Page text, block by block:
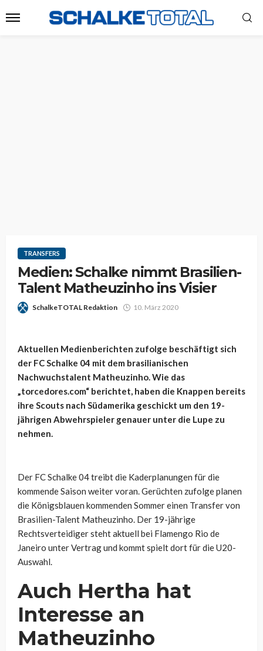
TRANSFERS
Medien: Schalke nimmt Brasilien-
Talent Matheuzinho ins Visier
SchalkeTOTAL Redaktion 10. März 2020
Aktuellen Medienberichten zufolge beschäftigt sich
der FC Schalke 04 mit dem brasilianischen
Nachwuchstalent Matheuzinho. Wie das
„torcedores.com“ berichtet, haben die Knappen bereits
ihre Scouts nach Südamerika geschickt um den 19-
jährigen Abwehrspieler genauer unter die Lupe zu
nehmen.
Der FC Schalke 04 treibt die Kaderplanungen für die
kommende Saison weiter voran. Gerüchten zufolge planen
die Königsblauen kommenden Sommer einen Transfer von
Brasilien-Talent Matheuzinho. Der 19-jährige
Rechtsverteidiger steht aktuell bei Flamengo Rio de
Janeiro unter Vertrag und kommt spielt dort für die U20-
Auswahl.
Auch Hertha hat
Interesse an
Matheuzinho